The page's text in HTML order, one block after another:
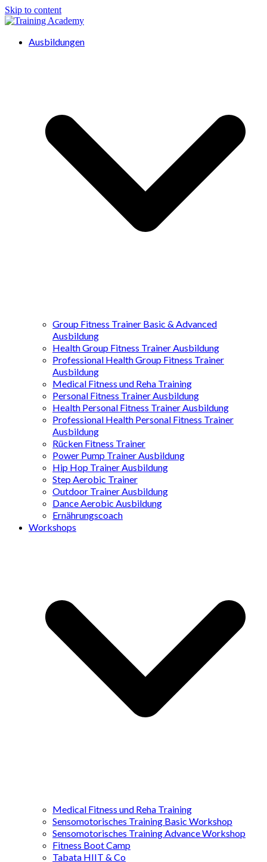
Skip to content
Ausbildungen
Group Fitness Trainer Basic & Advanced
Ausbildung
Health Group Fitness Trainer Ausbildung
Professional Health Group Fitness Trainer
Ausbildung
Medical Fitness und Reha Training
Personal Fitness Trainer Ausbildung
Health Personal Fitness Trainer Ausbildung
Professional Health Personal Fitness Trainer
Ausbildung
Rücken Fitness Trainer
Power Pump Trainer Ausbildung
Hip Hop Trainer Ausbildung
Step Aerobic Trainer
Outdoor Trainer Ausbildung
Dance Aerobic Ausbildung
Ernährungscoach
Workshops
Medical Fitness und Reha Training
Sensomotorisches Training Basic Workshop
Sensomotorisches Training Advance Workshop
Fitness Boot Camp
Tabata HIIT & Co